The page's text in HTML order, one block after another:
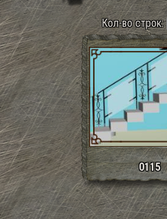
Кол-во строк:
0115